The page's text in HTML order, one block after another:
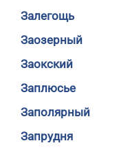
Залегощь
Заозерный
Заокский
Заплюсье
Заполярный
Запрудня